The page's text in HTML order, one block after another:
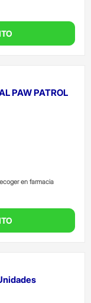
PAW PATROL
en farmacia